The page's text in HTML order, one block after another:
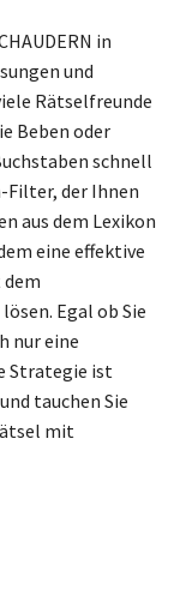
in
und
Rätselfreunde
Beben oder
schnell
Filter, der Ihnen
aus dem Lexikon
eine effektive
Egal ob Sie
nur eine
Strategie ist
tauchen Sie
mit